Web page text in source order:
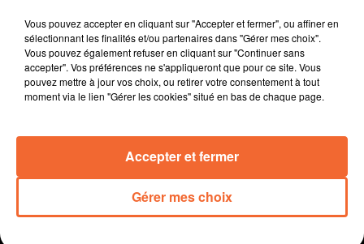
photo ).
Les Colibris Thouarsais proposent un atelier de
réparation collaborative pour réutiliser les matériels
destinés à la déchetterie. Premier RDV ce samedi 8
N'oubliez pas les paroles " en sera l'une des affiches.
Vous pouvez accepter en cliquant sur "Accepter et fermer", ou affiner en
sélectionnant les finalités et/ou partenaires dans "Gérer mes choix".
Vous pouvez également refuser en cliquant sur "Continuer sans
accepter". Vos préférences ne s'appliqueront que pour ce site. Vous
pouvez mettre à jour vos choix, ou retirer votre consentement à tout
moment via le lien "Gérer les cookies" situé en bas de chaque page.
Gérer mes choix
Accepter et fermer